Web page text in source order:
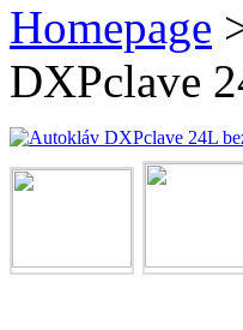
Homepage
DXPclave